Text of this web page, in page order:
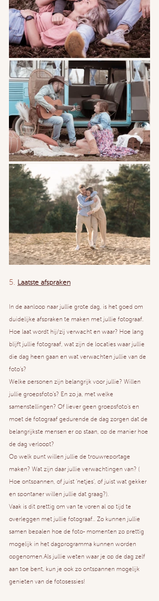
5. Laatste afspraken
In de aanloop naar jullie grote dag, is het goed om
duidelijke afspraken te maken met jullie fotograaf.
Hoe laat wordt hij/zij verwacht en waar? Hoe lang
blijft jullie fotograaf, wat zijn de locaties waar jullie
die dag heen gaan en wat verwachten jullie van de
foto’s?
Welke personen zijn belangrijk voor jullie? Willen
jullie groepsfoto’s? En zo ja, met welke
samenstellingen? Of liever geen groepsfoto’s en
moet de fotograaf gedurende de dag zorgen dat de
belangrijkste mensen er op staan, op de manier hoe
de dag verloopt?
Op welk punt willen jullie de trouwreportage
maken? Wat zijn daar jullie verwachtingen van? (
Hoe ontspannen, of juist ‘netjes’, of juist wat gekker
en spontaner willen jullie dat graag?).
Vaak is dit prettig om van te voren al op tijd te
overleggen met jullie fotograaf.. Zo kunnen jullie
samen bepalen hoe de foto- momenten zo prettig
mogelijk in het dagprogramma kunnen worden
opgenomen.Als jullie weten waar je op de dag zelf
aan toe bent, kun je ook zo ontspannen mogelijk
genieten van de fotosessies!